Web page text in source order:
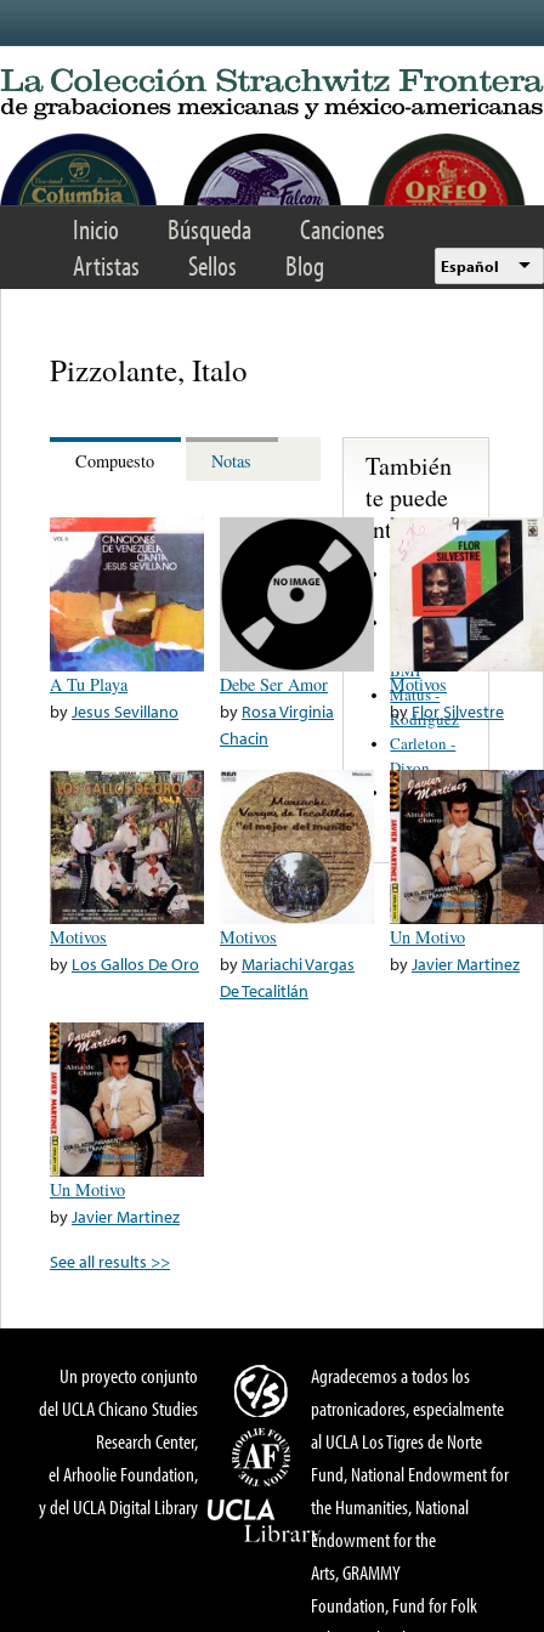
Inicio Búsqueda
Canciones
Artistas
Sellos Blog Español
Pizzolante, Italo
Compuesto Notas
A Tu Playa
byJesus Sevillano
Debe Ser Amor
by Rosa Virginia
Chacin
Motivos
byFlor Silvestre
Motivos
by Los Gallos De Oro
Motivos
byMariachi Vargas
De Tecalitlán
Un Motivo
byJavier Martinez
Un Motivo
byJavier Martinez
See all results >>
También
te puede
interesar...
Martinez,
Felipe
Performance
Music Co.
BMI
Matus -
Rodriguez
Carleton -
Dixon
Abreu -
Oliverira
Un proyecto conjunto
del UCLA Chicano Studies
Research Center,
el Arhoolie Foundation,
y del UCLA Digital Library
Agradecemos a todos los
patronicadores, especialmente
al UCLA Los Tigres de Norte
Fund, National Endowment for
the Humanities, National
Endowment for the
Arts, GRAMMY
Foundation, Fund for Folk